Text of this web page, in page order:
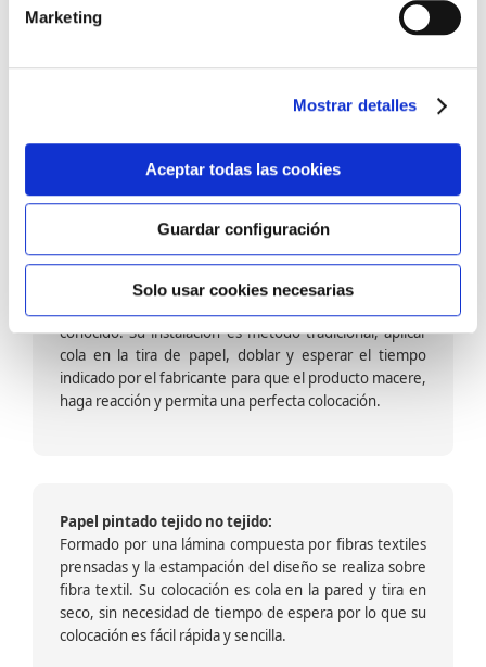
Marketing
Mostrar detalles
Aceptar todas las cookies
Guardar configuración
Solo usar cookies necesarias
barniz multiadherente en base agua. En zonas de
fuegos, se recomienda proteger con placas, silestone,
dado que el frotar en exceso dañaría el papel. Su
colocación es cola en la pared y tira en seco, sin
colocación es fácil rápida y sencilla.
Papel pintado calidad papel:
Formado por una capa de papel sobre un soporte de
conocido. Su instalación es método tradicional, aplicar
cola en la tira de papel, doblar y esperar el tiempo
indicado por el fabricante para que el producto macere,
haga reacción y permita una perfecta colocación.
Papel pintado tejido no tejido:
Formado por una lámina compuesta por fibras textiles
prensadas y la estampación del diseño se realiza sobre
fibra textil. Su colocación es cola en la pared y tira en
seco, sin necesidad de tiempo de espera por lo que su
colocación es fácil rápida y sencilla.